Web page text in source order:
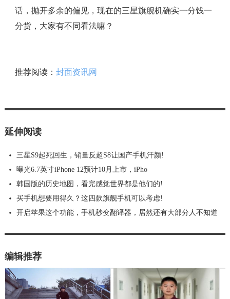
话，抛开多余的偏见，现在的三星旗舰机确实一分钱一
分货，大家有不同看法嘛？
推荐阅读： 封面资讯网
延伸阅读
三星S9起死回生，销量反超S8让国产手机汗颜!
曝光6.7英寸iPhone 12预计10月上市，iPho
韩国版的历史地图，看完感觉世界都是他们的!
买手机想要用得久？这四款旗舰手机可以考虑!
开启苹果这个功能，手机秒变翻译器，居然还有大部分人不知道
编辑推荐